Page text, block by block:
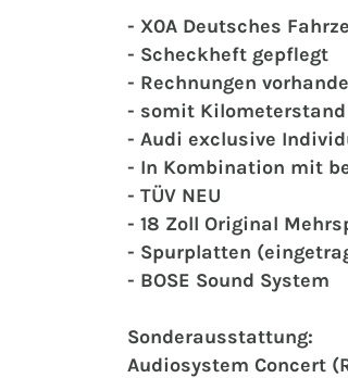
‍- X0A Deutsches
- Scheckheft gepflegt ‍
‍- Rechnungen
‍- somit
-‍ Audi exclusive
- In Kombination mit
‍- TÜV NEU
- 18 Zoll Original
‍- Spurplatten
- BOSE Sound System ‍
Sonderausstattung:
Audiosystem Concert